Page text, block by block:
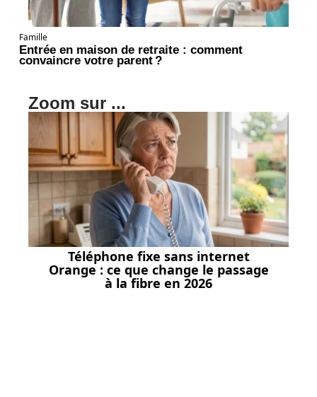
Famille
Entrée en maison de retraite : comment
convaincre votre parent ?
Zoom sur ...
Téléphone fixe sans internet
Orange : ce que change le passage
à la fibre en 2026